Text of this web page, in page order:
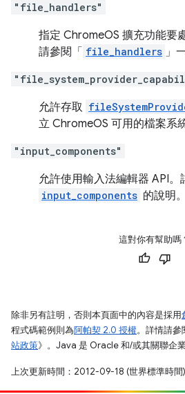
"file_handlers"
指定 ChromeOS 擴充功能要
請參閱「 file_handlers 」
允許存取
立 ChromeOS 可用的檔案系統
"input_components"
允許使用輸入法編輯器 API。
input_components 的說明。
這對你有幫助嗎
除非另有註明，否則本頁面中的內容是採用
程式碼範例則為阿帕契 2.0 授權。詳情請參
站政策》。Java 是 Oracle 和/或其關聯企業
上次更新時間：2012-09-18 (世界標準時間)